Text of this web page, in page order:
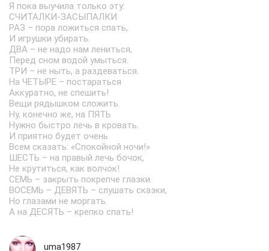
Я пока выучила только эту:
СЧИТАЛКИ-ЗАСЫПАЛКИ
РАЗ – пора ложиться спать,
И игрушки убирать.
ДВА – не надо нам лениться,
Перед сном водой умыться.
ТРИ – не ныть, а раздеваться.
На ЧЕТЫРЕ – постараться
Аккуратно, не спешить!
Вещи рядышком сложить.
Ну, конечно же, на ПЯТЬ
Нужно быстро лечь в кровать.
И приятно будет очень
Всем сказать: «Спокойной ночи!»
ШЕСТЬ – на правый лечь бочок,
Не крутиться, как волчок!
СЕМЬ – закрыть покрепче глазки.
ВОСЕМЬ – ДЕВЯТЬ – слушать сказки,
Но глазами не моргать.
А на ДЕСЯТЬ – крепко спать!
uma1987